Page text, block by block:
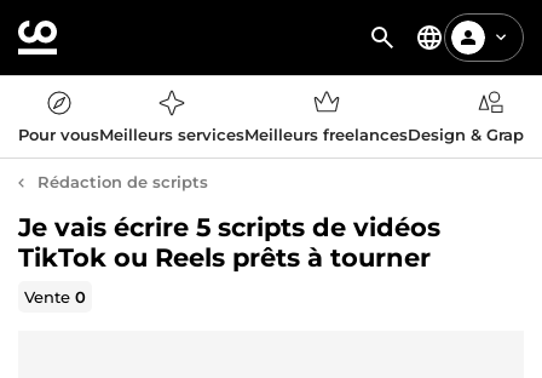
Pour vousMeilleurs servicesMeilleurs freelancesDesign &
Rédaction de scripts
Je vais écrire 5 scripts de vidéos
TikTok ou Reels prêts à tourner
Vente0